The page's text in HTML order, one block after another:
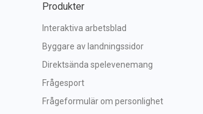
Produkter
Interaktiva arbetsblad
Byggare av landningssidor
Direktsända spelevenemang
Frågesport
Frågeformulär om personlighet